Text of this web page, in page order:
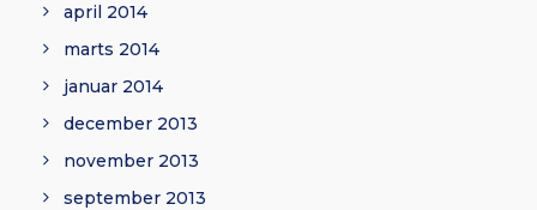
april 2014
marts 2014
januar 2014
december 2013
november 2013
september 2013